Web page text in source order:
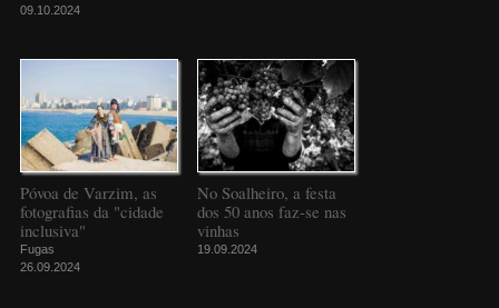
09.10.2024
Póvoa de Varzim, as
fotografias da "cidade
inclusiva"
Fugas
26.09.2024
No Soalheiro, a festa
dos 50 anos faz-se nas
vinhas
19.09.2024